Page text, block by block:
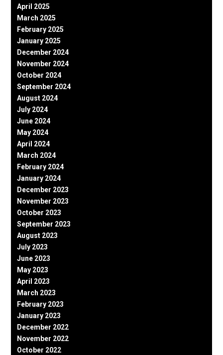
April 2025
March 2025
February 2025
January 2025
December 2024
November 2024
October 2024
September 2024
August 2024
July 2024
June 2024
May 2024
April 2024
March 2024
February 2024
January 2024
December 2023
November 2023
October 2023
September 2023
August 2023
July 2023
June 2023
May 2023
April 2023
March 2023
February 2023
January 2023
December 2022
November 2022
October 2022